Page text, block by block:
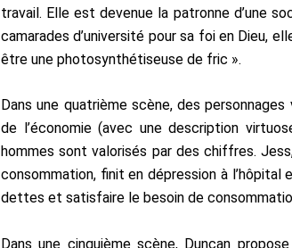
travail. Elle est devenue la patronne d’une
camarades d’université pour sa foi en Dieu,
être une photosynthétiseuse de fric ».
Dans une quatrième scène, des
de l’économie (avec une description
hommes sontvalorisés par des chiffres.
consommation, finit en dépression à l’hôpital
dettes et satisfaire le besoin de
Dans une cinquième scène, Duncan